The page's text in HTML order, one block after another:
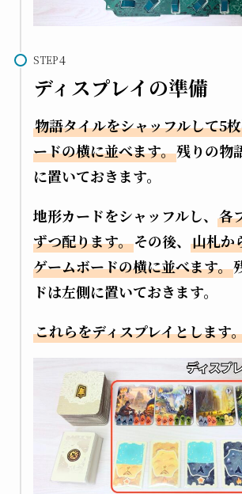
STEP
ディスプレイの準備
物語タイルをシャッフルして5
ードの横に並べます。残りの物
に置いておきます。
地形カードをシャッフルし、 各
ずつ配ります。その後、 山札か
ゲームボードの横に並べます。
ドは左側に置いておきます。
これらをディスプレイとします